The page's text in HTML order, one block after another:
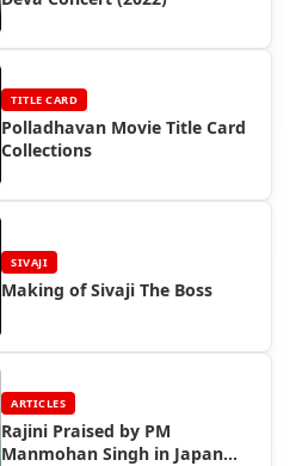
TITLE CARD
Polladhavan Movie Title Card
Collections
SIVAJI
Making of Sivaji The Boss
ARTICLES
Rajini Praised by PM
Manmohan Singh in Japan